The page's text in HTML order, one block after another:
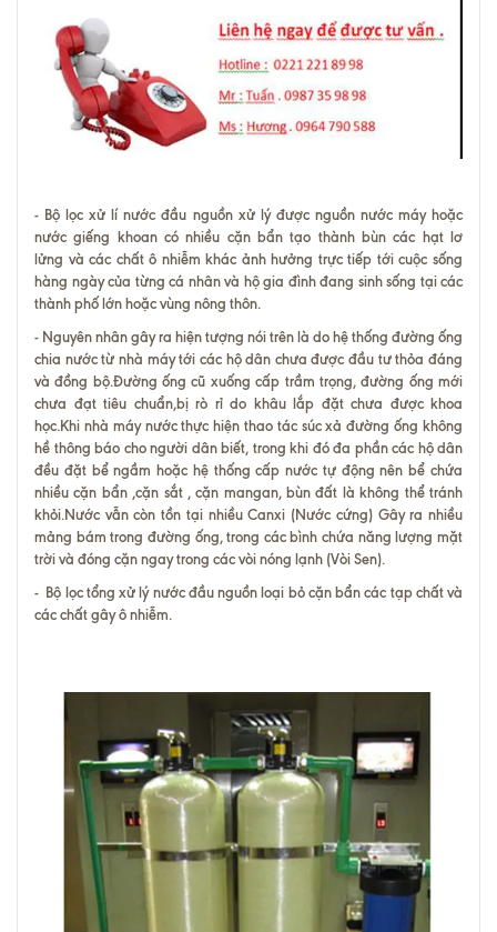
- Bộ lọc xử lí nước đầu nguồnxử lý được nguồn nước máy hoặc
nước giếng khoan có nhiều cặn bẩn tạo thành bùn các hạt lơ
lửng và các chất ô nhiễm khác ảnh hưởng trực tiếp tới cuộc sống
hàng ngày của từng cá nhân và hộ gia đình đang sinh sống tại các
thành phố lớn hoặc vùng nông thôn.
- Nguyên nhân gây ra hiện tượng nói trên là do hệ thống đường ống
chia nước từ nhà máy tới các hộ dân chưa được đầu tư thỏa đáng
và đồng bộ.Đường ống cũ xuống cấp trầm trọng, đường ống mới
chưa đạt tiêu chuẩn,bị rò rỉ do khâu lắp đặt chưa được khoa
học.Khi nhà máy nước thực hiện thao tác súc xả đường ống không
hề thông báo cho người dân biết, trong khi đó đa phần các hộ dân
đều đặt bể ngầm hoặc hệ thống cấp nước tự động nên bể chứa
nhiều cặn bẩn ,cặn sắt , cặn mangan, bùn đất là không thể tránh
khỏi.Nước vẫn còn tồn tại nhiều Canxi (Nước cứng) Gây ra nhiều
mảng bám trong đường ống, trong các bình chứa năng lượng mặt
trời và đóng cặn ngay trong các vòi nóng lạnh (Vòi Sen).
- Bộ lọc tổng xử lý nước đầu nguồn loại bỏ cặn bẩn các tạp chất và
các chất gây ô nhiễm.